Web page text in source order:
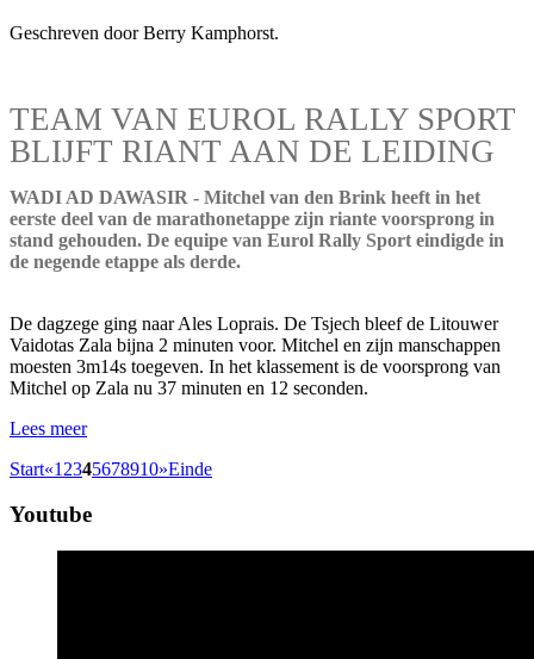
Geschreven door Berry Kamphorst.
TEAM VAN EUROL RALLY SPORT
BLIJFT RIANT AAN DE LEIDING
WADI AD DAWASIR - Mitchel van den Brink heeft in het
eerste deel van de marathonetappe zijn riante voorsprong in
stand gehouden. De equipe van Eurol Rally Sport eindigde in
de negende etappe als derde.
De dagzege ging naar Ales Loprais. De Tsjech bleef de Litouwer
Vaidotas Zala bijna 2 minuten voor. Mitchel en zijn manschappen
moesten 3m14s toegeven. In het klassement is de voorsprong van
Mitchel op Zala nu 37 minuten en 12 seconden.
Lees meer
Start«1 2345678910»Einde
Youtube